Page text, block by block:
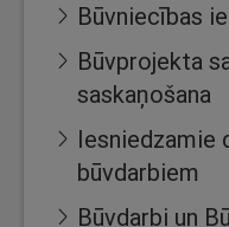
Būvniecības
Būvprojekta
saskaņošana
Iesniedzamie
būvdarbiem
Būvdarbi un